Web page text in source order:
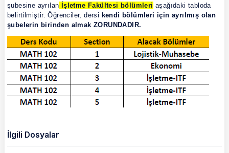
şubesine ayrılan İşletme Fakültesi bölümleri aşağıdaki tabloda
belirtilmiştir. Öğrenciler, dersi kendi bölümleri için ayrılmış olan
şubelerin birinden almak ZORUNDADIR.
İlgili Dosyalar